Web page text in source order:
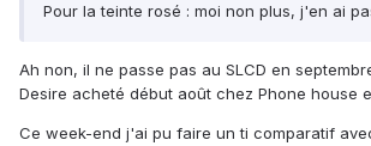
Pour la teinte rosé : moi non plus, j'en ai
Ah non, il ne passe pas au SLCD en
Desire acheté début août chez Phone house
Ce week-end j'ai pu faire un ti comparatif